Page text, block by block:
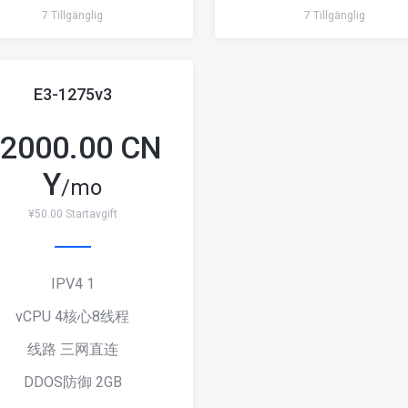
7 Tillgänglig 7 Tillgänglig
E3-1275v3
2000.00 CN
Y/mo
¥50.00 Startavgift
IPV4 1
vCPU 4核心8线程
线路 三网直连
DDOS防御 2GB